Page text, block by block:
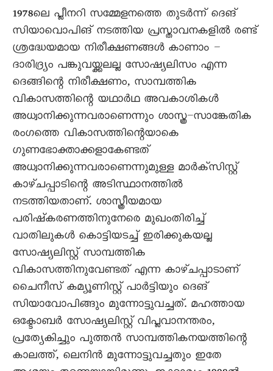
1978ലെ പ്ലീനറി സമ്മേളനത്തെ തുടർന്ന് ദെങ്
സിയാവൊപിങ് നടത്തിയ പ്രസ്താവനകളിൽ രണ്ട്
ശ്രദ്ധേയമായ നിരീക്ഷണങ്ങൾ കാണാം –
ദാരിദ്ര്യം പങ്കുവയ്ക്കലല്ല സോഷ്യലിസം എന്ന
ദെങ്ങിന്റെ നിരീക്ഷണം, സാമ്പത്തിക
വികാസത്തിന്റെ യഥാർഥ അവകാശികൾ
അധ്വാനിക്കുന്നവരാണെന്നും ശാസ്ത്ര–സാങ്കേതിക
രംഗത്തെ വികാസത്തിന്റെയാകെ
ഗുണഭോക്താക്കളാകേണ്ടത്
അധ്വാനിക്കുന്നവരാണെന്നുമുള്ള മാർക്സിസ്റ്റ്
കാഴ്ചപ്പാടിന്റെ അടിസ്ഥാനത്തിൽ
നടത്തിയതാണ്. ശാസ്ത്രീയമായ
പരിഷ്കരണത്തിനുനേരെ മുഖംതിരിച്ച്
വാതിലുകൾ കൊട്ടിയടച്ച് ഇരിക്കുകയല്ല
സോഷ്യലിസ്റ്റ് സാമ്പത്തിക
വികാസത്തിനുവേണ്ടത് എന്ന കാഴ്ചപ്പാടാണ്
ചെെനീസ് കമ്യൂണിസ്റ്റ് പാർട്ടിയും ദെങ്
സിയാവോപിങ്ങും മുന്നോട്ടുവച്ചത്. മഹത്തായ
ഒക്ടോബർ സോഷ്യലിസ്റ്റ് വിപ്ലവാനന്തരം,
പ്രത്യേകിച്ചും പുത്തൻ സാമ്പത്തികനയത്തിന്റെ
കാലത്ത്, ലെനിൻ മുന്നോട്ടുവച്ചതും ഇതേ